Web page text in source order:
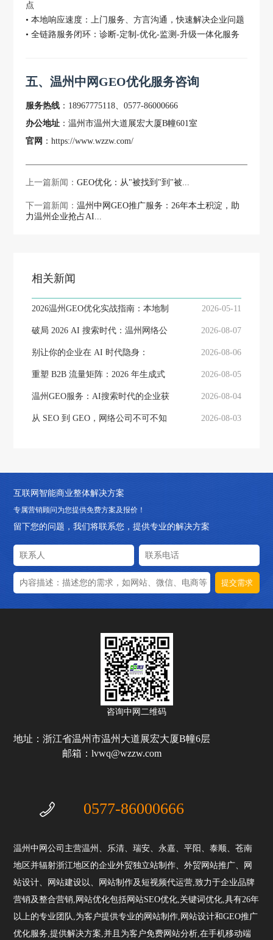
点
• 本地响应速度：上门服务、方言沟通，快速解决企业问题
• 全链路服务闭环：诊断-定制-优化-监测-升级一体化服务
五、温州中网GEO优化服务咨询
服务热线 ：18967775118、0577-86000666
办公地址：温州市温州大道展宏大厦B幢601室
官网 ：https://www.wzzw.com/
上一篇新闻：GEO优化：从"被找到"到"被...
下一篇新闻：温州中网GEO推广服务：26年本土积淀，助
力温州企业抢占AI...
相关新闻
2026温州GEO优化实战指南：本地制
造与外贸企业AI搜索获...
2026-05-11
破局 2026 AI 搜索时代：温州网络公
司如何以 GEO ...
2026-08-07
别让你的企业在 AI 时代隐身：
2026，温州老板必须看懂的...
2026-08-06
重塑 B2B 流量矩阵：2026 年生成式
引擎优化（GEO）...
2026-08-05
温州GEO服务：AI搜索时代的企业获
客新引擎
2026-08-04
从 SEO 到 GEO，网络公司不可不知 2026-08-03
互联网智能商业整体解决方案
专属营销顾问为您提供免费方案及报价！
留下您的问题，我们将联系您，提供专业的解决方案
提交需求
咨询中网二维码
地址：浙江省温州市温州大道展宏大厦B幢6层
邮箱：lvwq@wzzw.com
0577-86000666
温州中网公司主营温州、乐清、瑞安、永嘉、平阳、泰顺、苍南
地区并辐射浙江地区的企业外贸独立站制作、外贸网站推广、网
站设计、网站建设以、网站制作及短视频代运营,致力于企业品牌
营销及整合营销,网站优化包括网站SEO优化,关键词优化,具有26年
以上的专业团队,为客户提供专业的网站制作,网站设计和GEO推广
优化服务,提供解决方案,并且为客户免费网站分析,在手机移动端